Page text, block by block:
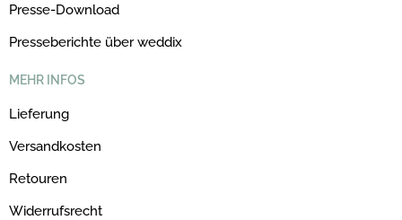
Presse-Download
Presseberichte über weddix
MEHR INFOS
Lieferung
Versandkosten
Retouren
Widerrufsrecht